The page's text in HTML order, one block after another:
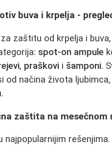
buva i krpelja -
zaštitu od krpelja i
spot-on ampule
, praškovi i šamponi.
od načina života
zaštita na mesečnom